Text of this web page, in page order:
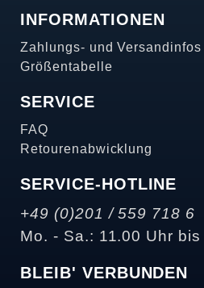
INFORMATIONEN
Zahlungs- und Versandinfos
Größentabelle
SERVICE
FAQ
Retourenabwicklung
SERVICE-HOTLINE
+49 (0)201 / 559 718 6
Mo. - Sa.: 11.00 Uhr
BLEIB' VERBUNDEN